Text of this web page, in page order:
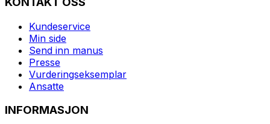
Kundeservice
Min side
Send inn manus
Presse
Vurderingseksemplar
Ansatte
INFORMASJON